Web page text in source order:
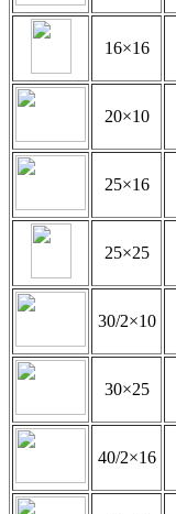
16×16
20×10
25×16
25×25
30/2×10
30×25
40/2×16